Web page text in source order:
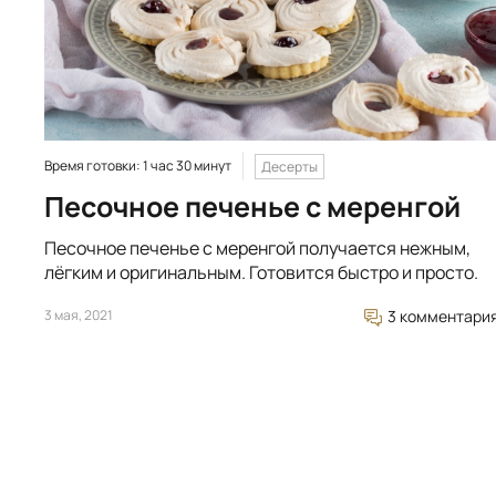
Время готовки: 1 час 30 минут Десерты
Песочное печенье с меренгой
Песочное печенье с меренгой получается нежным,
лёгким и оригинальным. Готовится быстро и просто.
3 мая, 2021 3